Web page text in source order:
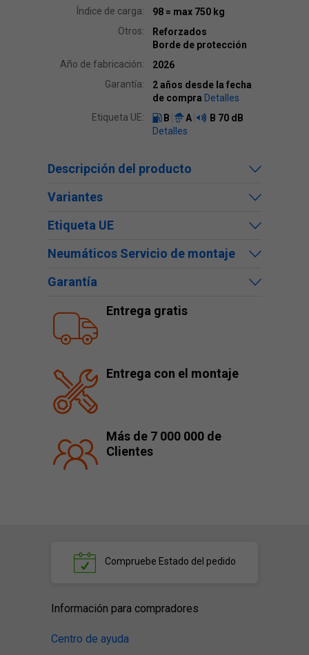
Índice de carga:
98 = max 750 kg
Otros:
Reforzados
Borde de protección
Año de fabricación:
2026
Garantía:
2 años desde la fecha
de compra Detalles
Etiqueta UE:
B A B 70 dB
Detalles
Descripción del producto
Variantes
Etiqueta UE
Neumáticos Servicio de montaje
Garantía
Entrega gratis
Entrega con el montaje
Más de 7 000 000 de
Clientes
Compruebe Estado del pedido
Información para compradores
Centro de ayuda